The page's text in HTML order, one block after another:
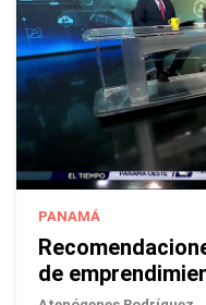
PANAMÁ
de